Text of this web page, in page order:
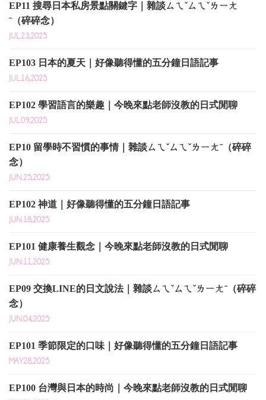
EP11 搜尋日本私房景點關鍵字｜雜談ㄙㄟˇㄙㄟˇㄌㄧㄤ
ˉ（碎碎念）
JUL.23,2025
EP103 日本的夏天｜好像聽得懂的五分鐘日語記事
JUL.16,2025
EP102 學習語言的樂趣｜今晚來點老師沒教的日式閒聊
JUL.09,2025
EP10 留學時不習慣的事情｜雜談ㄙㄟˇㄙㄟˇㄌㄧㄤˉ（碎碎
念）
JUN.25,2025
EP102 神道｜好像聽得懂的五分鐘日語記事
JUN.18,2025
EP101 健康養生觀念｜今晚來點老師沒教的日式閒聊
JUN.11,2025
EP09 交換LINE的日文說法｜雜談ㄙㄟˇㄙㄟˇㄌㄧㄤˉ（碎碎
念）
JUN.04,2025
EP101 季節限定的口味｜好像聽得懂的五分鐘日語記事
MAY.28,2025
EP100 台灣與日本的時尚｜今晚來點老師沒教的日式閒聊